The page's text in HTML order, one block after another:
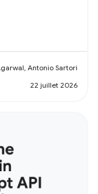
Antonio Sartori
22 juillet 2026